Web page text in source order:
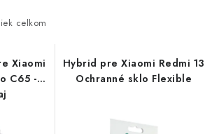
NOTEBOOKOM A PC
celkom
Xiaomi
C65 -
Hybrid pre Xiaomi Redmi 13
Ochranné sklo Flexible